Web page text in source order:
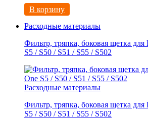
В корзину
Расходные материалы
Фильтр, тряпка, боковая щетка для
S5 / S50 / S51 / S55 / S502
Расходные материалы
Фильтр, тряпка, боковая щетка для
S5 / S50 / S51 / S55 / S502